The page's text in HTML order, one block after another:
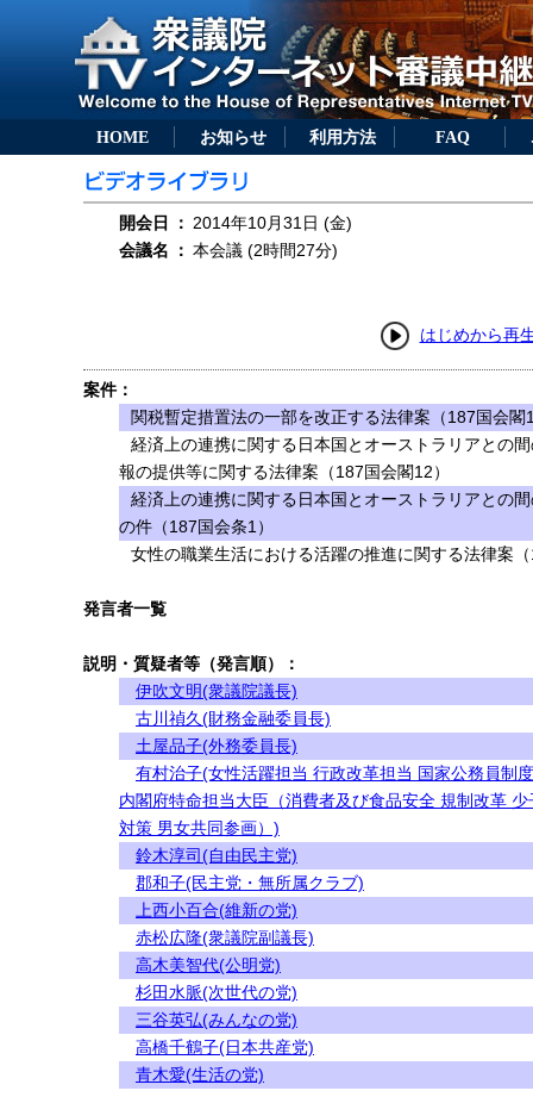
HOME お知らせ 利用方法 FAQ
開会日 ： 2014年10月31日 (金)
会議名
： 本会議 (2時間27分)
はじめから再
案件：
関税暫定措置法の一部を改正する法律案（187国会閣
経済上の連携に関する日本国とオーストラリアとの
報の提供等に関する法律案（187国会閣12）
経済上の連携に関する日本国とオーストラリアとの
の件（187国会条1）
女性の職業生活における活躍の推進に関する法律案
発言者一覧
説明・質疑者等（発言順）：
伊吹文明(衆議院議長)
古川禎久(財務金融委員長)
土屋品子(外務委員長)
有村治子(女性活躍担当 行政改革担当 国家公務員制
内閣府特命担当大臣（消費者及び食品安全 規制改革 少
対策 男女共同参画）)
鈴木淳司(自由民主党)
郡和子(民主党・無所属クラブ)
上西小百合(維新の党)
赤松広隆(衆議院副議長)
高木美智代(公明党)
杉田水脈(次世代の党)
三谷英弘(みんなの党)
高橋千鶴子(日本共産党)
青木愛(生活の党)